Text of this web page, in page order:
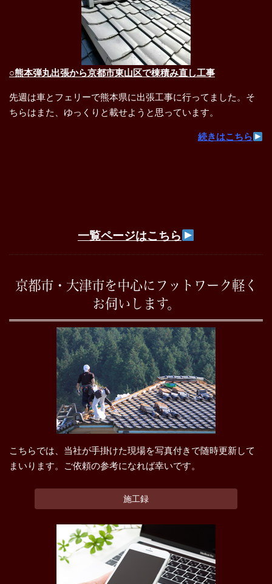
○熊本弾丸出張から京都市東山区で棟積み直し工事
先週は車とフェリーで熊本県に出張工事に行ってました。そ
ちらはまた、ゆっくりと載せようと思っています。
続きはこちら
一覧ページはこちら
京都市・大津市を中心にフットワーク軽く
お伺いします。
こちらでは、当社が手掛けた現場を写真付きで随時更新して
まいります。ご依頼の参考になれば幸いです。
施工録